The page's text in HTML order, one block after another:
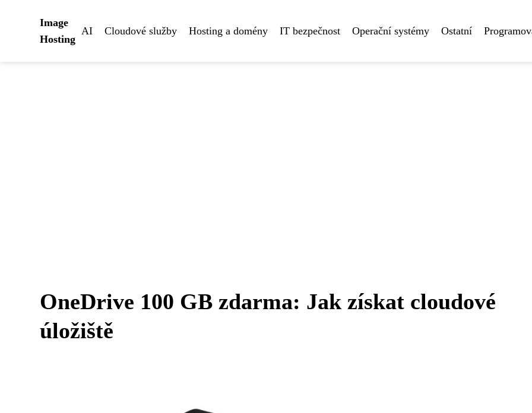
Image
Hosting
AI Cloudové služby Hosting a domény IT bezpečnost Operační systémy Ostatní
OneDrive 100 GB zdarma: Jak získat cloudové
úložiště